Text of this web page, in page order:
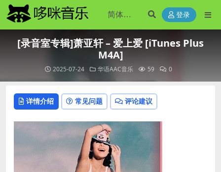
登录
[录音室专辑]萧亚轩 – 爱上爱 [iTunes Plus
M4A]
2025-07-24 华语AAC音乐 59 0
详情介绍 常见问题 评论建议